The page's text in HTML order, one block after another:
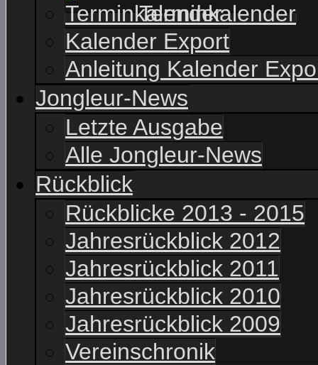
Terminkalender
Kalender Export
Anleitung Kalender
Jongleur-News
Letzte Ausgabe
Alle Jongleur-News
Rückblick
Rückblicke 2013 - 2015
Jahresrückblick 2012
Jahresrückblick 2011
Jahresrückblick 2010
Jahresrückblick 2009
Vereinschronik